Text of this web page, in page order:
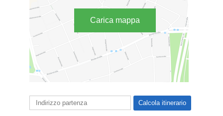
Carica mappa